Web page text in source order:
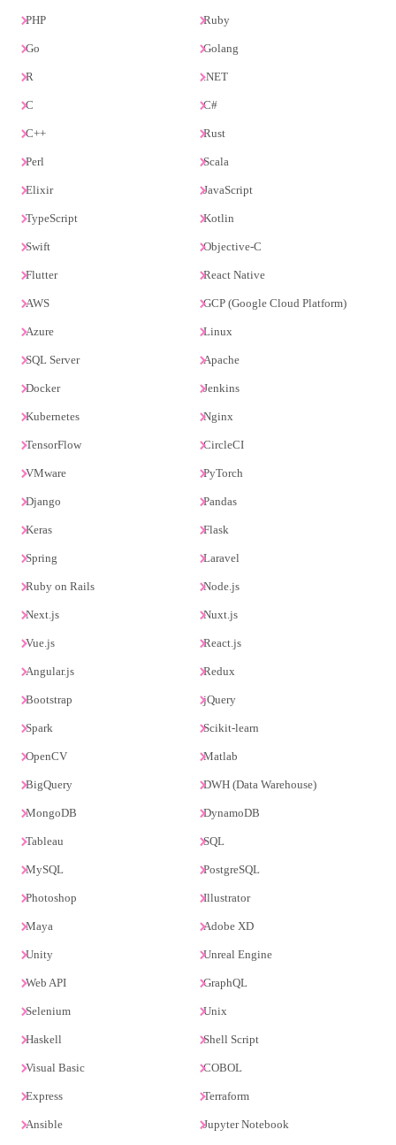
PHP Ruby
Go Golang
R .NET
C C#
C++ Rust
Perl Scala
Elixir JavaScript
TypeScript Kotlin
Swift Objective-C
Flutter React Native
AWS GCP (Google Cloud Platform)
Azure Linux
SQL Server Apache
Docker Jenkins
Kubernetes Nginx
TensorFlow CircleCI
VMware PyTorch
Django Pandas
Keras Flask
Spring Laravel
Ruby on Rails Node.js
Next.js Nuxt.js
Vue.js React.js
Angular.js Redux
Bootstrap jQuery
Spark Scikit-learn
OpenCV Matlab
BigQuery DWH (Data Warehouse)
MongoDB DynamoDB
Tableau SQL
MySQL PostgreSQL
Photoshop Illustrator
Maya Adobe XD
Unity Unreal Engine
Web API GraphQL
Selenium Unix
Haskell Shell Script
Visual Basic COBOL
Express Terraform
Ansible Jupyter Notebook